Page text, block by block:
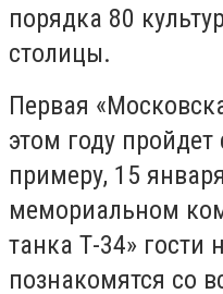
порядка 80
столицы.
Первая
этом году
примеру, 15
мемориальном
танка Т-34» гости
познакомятся со